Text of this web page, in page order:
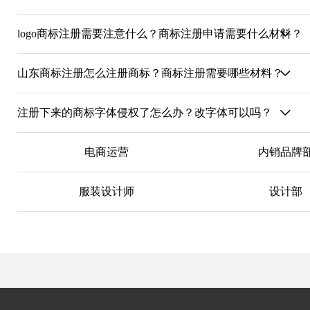
logo商标注册需要注意什么？商标注册申请需要什么材料？
山东商标注册怎么注册商标？商标注册需要哪些材料？
注册下来的商标字体侵权了怎么办？改字体可以吗？
电商运营 内销品牌
服装设计师 设计部